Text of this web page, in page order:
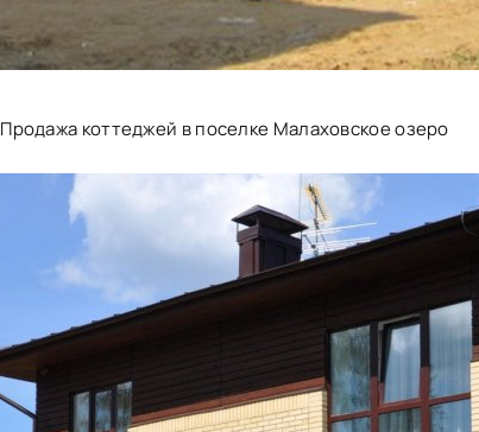
Продажа коттеджей в поселке Малаховское озеро